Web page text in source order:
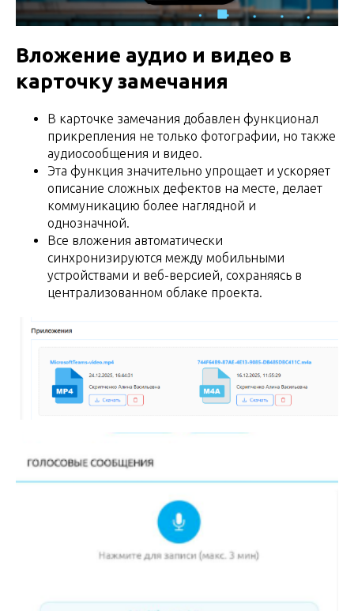
Вложение аудио и видео в
карточку замечания
В карточке замечания добавлен функционал
прикрепления не только фотографии, но также
аудиосообщения и видео.
Эта функция значительно упрощает и ускоряет
описание сложных дефектов на месте, делает
коммуникацию более наглядной и
однозначной.
Все вложения автоматически
синхронизируются между мобильными
устройствами и веб-версией, сохраняясь в
централизованном облаке проекта.